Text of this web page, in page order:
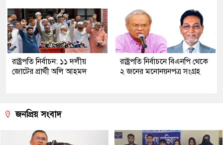
রাষ্ট্রপতি নির্বাচন: ১১ দলীয়
জোটের প্রার্থী অলি আহমদ
রাষ্ট্রপতি নির্বাচনে বিএনপি থেকে
২ জনের মনোনয়নপত্র সংগ্রহ
জনপ্রিয় সংবাদ